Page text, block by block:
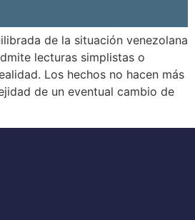
de la situación venezolana
lecturas simplistas o
Los hechos no hacen más
de un eventual cambio de